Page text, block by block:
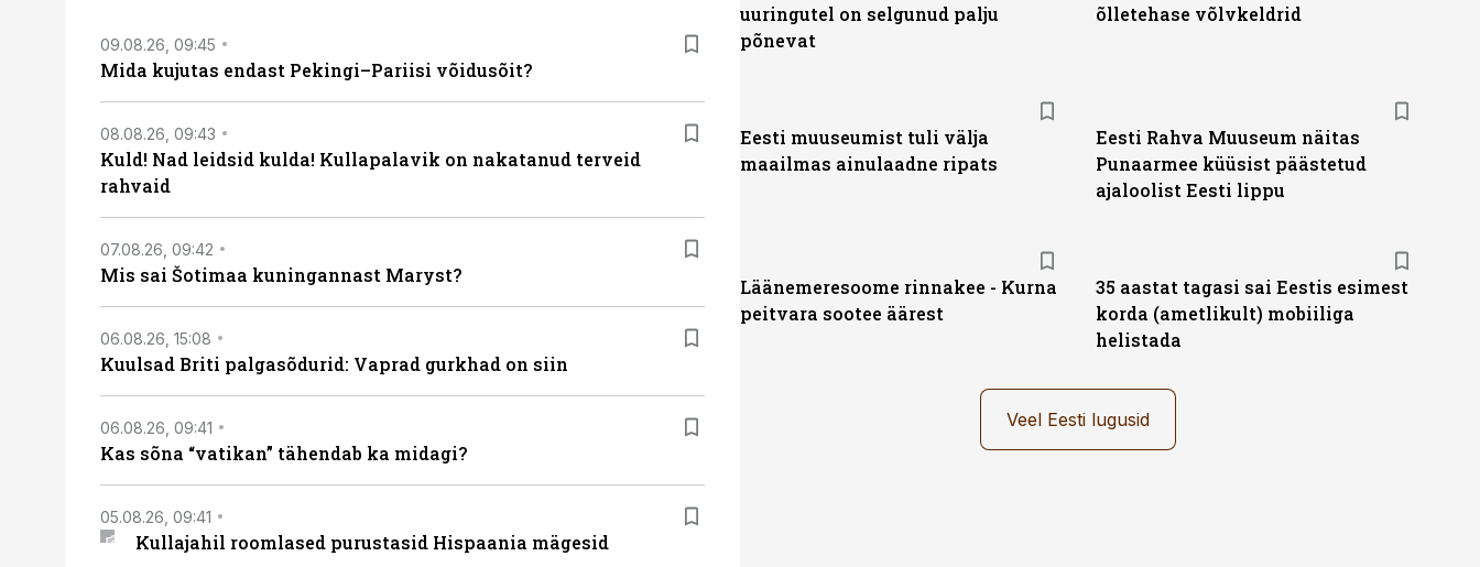
09.08.26, 09:45
Mida kujutas endast Pekingi–Pariisi võidusõit?
08.08.26, 09:43
Kuld! Nad leidsid kulda! Kullapalavik on nakatanud terveid
rahvaid
07.08.26, 09:42
Mis sai Šotimaa kuningannast Maryst?
06.08.26, 15:08
Kuulsad Briti palgasõdurid: Vaprad gurkhad on siin
06.08.26, 09:41
Kas sõna “vatikan” tähendab ka midagi?
05.08.26, 09:41
Kullajahil roomlased purustasid Hispaania mägesid
uuringutel on selgunud palju
põnevat
õlletehase võlvkeldrid
Eesti muuseumist tuli välja
maailmas ainulaadne ripats
Eesti Rahva Muuseum näitas
Punaarmee küüsist päästetud
ajaloolist Eesti lippu
Läänemeresoome rinnakee - Kurna
peitvara sootee äärest
35 aastat tagasi sai Eestis esimest
korda (ametlikult) mobiiliga
helistada
Veel Eesti lugusid